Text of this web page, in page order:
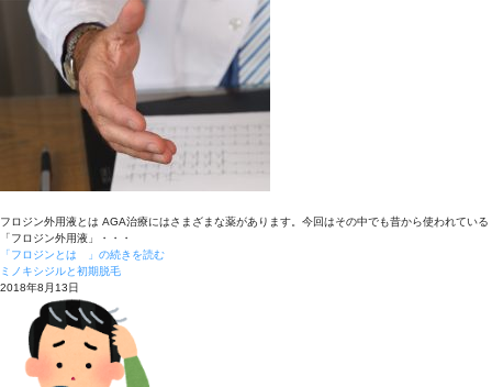
フロジン外用液とは AGA治療にはさまざまな薬があります。今回はその中でも昔から使われている
「フロジン外用液」・・・
「フロジンとは 」の続きを読む
ミノキシジルと初期脱毛
2018年8月13日